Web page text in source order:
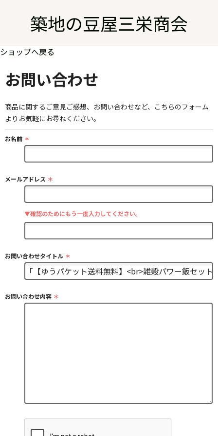
築地の豆屋三栄商会
ショップへ戻る
お問い合わせ
商品に関するご意見ご感想、お問い合わせなど、こちらのフォーム
よりお気軽にお尋ねください。
お名前 ＊
メールアドレス ＊
▼確認のためにもう一度入力してください。
お問い合わせタイトル ＊
お問い合わせ内容 ＊